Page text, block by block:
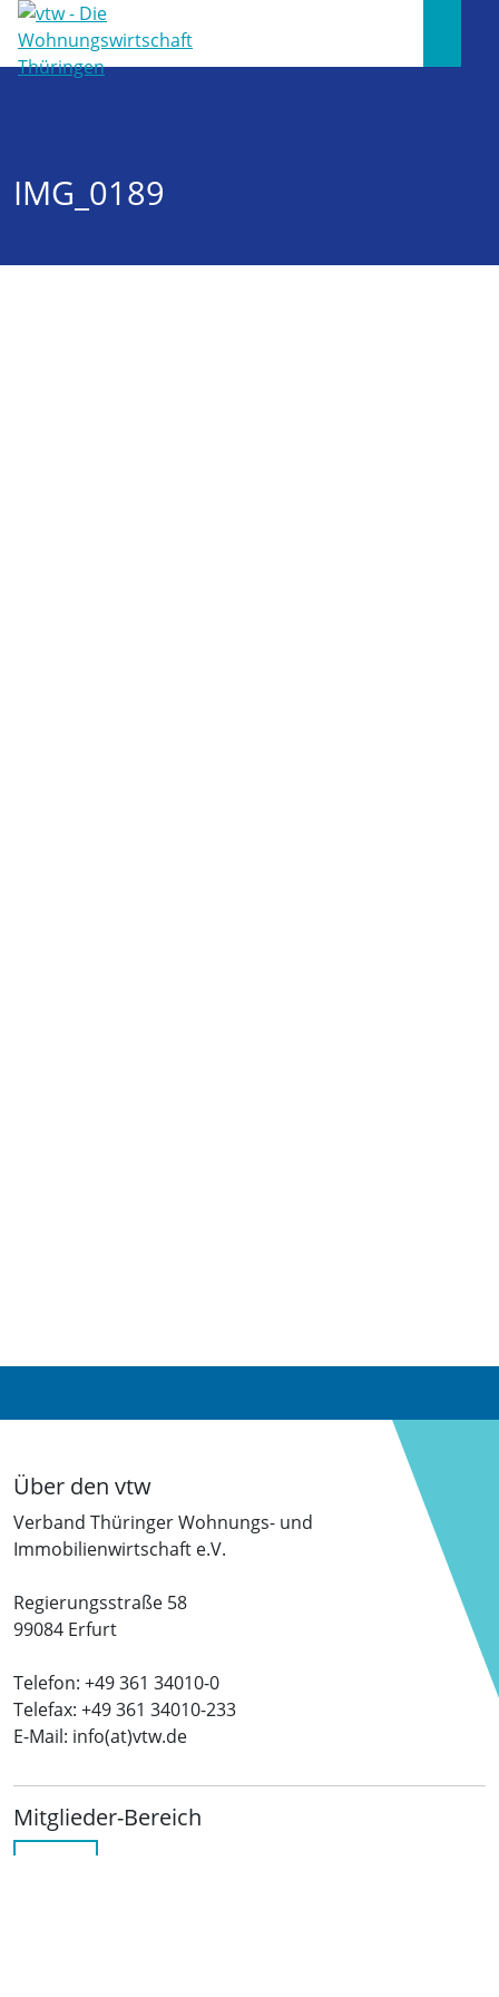
IMG_0189
Über den vtw
Verband Thüringer Wohnungs- und
Immobilienwirtschaft e.V.
Regierungsstraße 58
99084 Erfurt
Telefon: +49 361 34010-0
Telefax: +49 361 34010-233
E-Mail: info(at)vtw.de
Mitglieder-Bereich